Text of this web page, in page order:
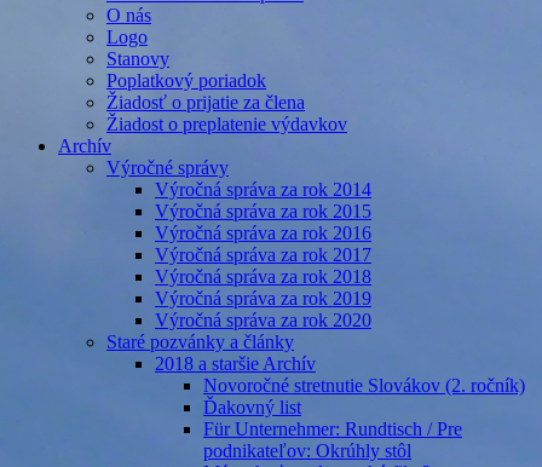
O nás
Logo
Stanovy
Poplatkový poriadok
Žiadosť o prijatie za člena
Žiadost o preplatenie výdavkov
Archív
Výročné správy
Výročná správa za rok 2014
Výročná správa za rok 2015
Výročná správa za rok 2016
Výročná správa za rok 2017
Výročná správa za rok 2018
Výročná správa za rok 2019
Výročná správa za rok 2020
Staré pozvánky a články
2018 a staršie Archív
Novoročné stretnutie Slovákov (2. ročník)
Ďakovný list
Für Unternehmer: Rundtisch / Pre
podnikateľov: Okrúhly stôl